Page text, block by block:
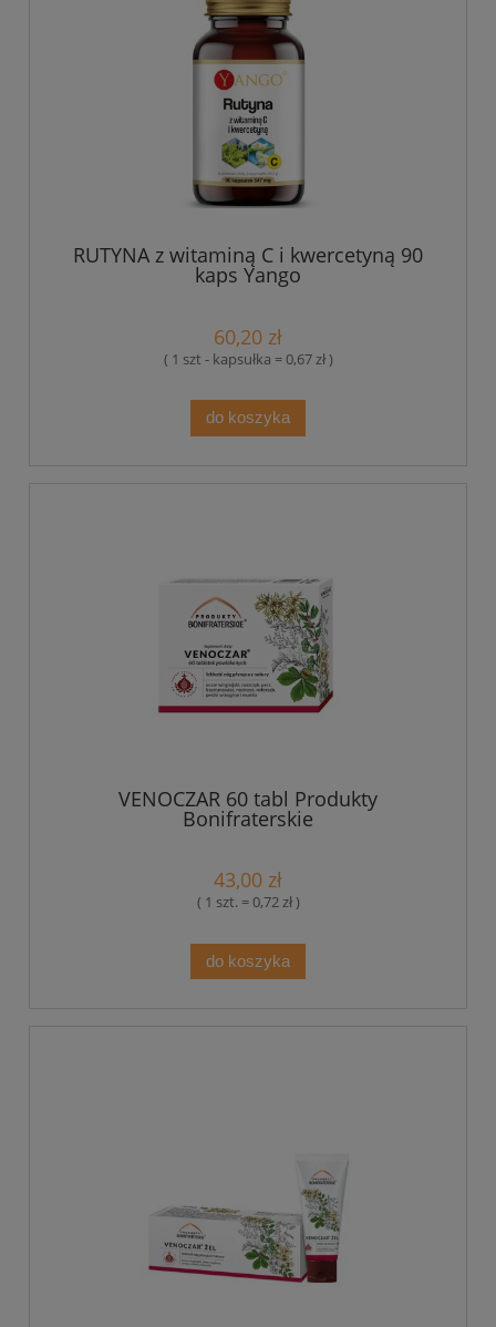
RUTYNA z witaminą C i kwercetyną 90
kaps Yango
60,20 zł
( 1 szt - kapsułka = 0,67 zł )
do koszyka
VENOCZAR 60 tabl Produkty
Bonifraterskie
43,00 zł
( 1 szt. = 0,72 zł )
do koszyka